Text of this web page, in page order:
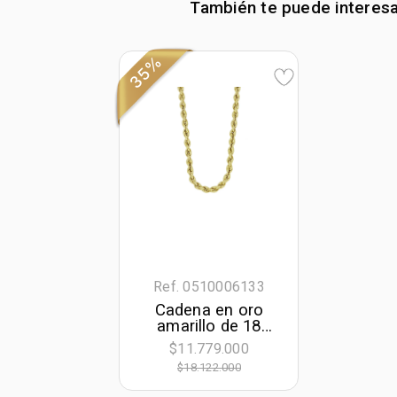
También te puede
35%
Ref. 0510006133
Cadena en oro
amarillo de 18
Kilates, Cordon, 50
cm. de largo, 5.50
mm. de ancho
$11.779.000
$18.122.000